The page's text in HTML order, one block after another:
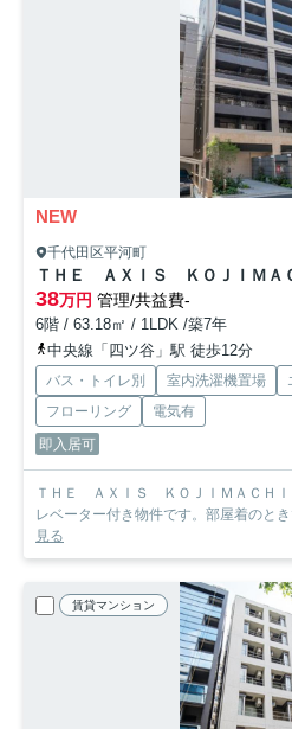
NEW
千代田区平河町
ＴＨＥ ＡＸＩＳ ＫＯＪＩＭＡ
38万円 管理/共益費-
6階 / 63.18㎡ / 1LDK /築7年
中央線「四ツ谷」駅 徒歩12分
バス・トイレ別 室内洗濯機置場
フローリング
電気有
即入居可
ＴＨＥ ＡＸＩＳ ＫＯＪＩＭＡＣＨＩ
レベーター付き物件です。部屋着のと
見る
賃貸マンション